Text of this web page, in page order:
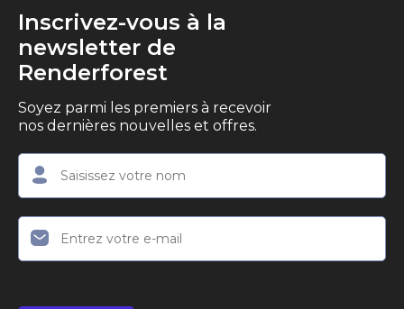
Inscrivez-vous à la
newsletter de
Renderforest
Soyez parmi les premiers à recevoir
nos dernières nouvelles et offres.